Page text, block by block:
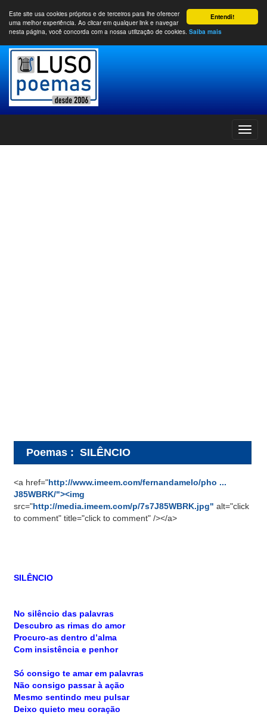
Entendi!
Este site usa cookies próprios e de terceiros para lhe oferecer
uma melhor experiência. Ao clicar em qualquer link e navegar
nesta página, você concorda com a nossa utilização de cookies. Saiba mais
Poemas : SILÊNCIO
<a href="http://www.imeem.com/fernandamelo/pho ...
J85WBRK/"><img
src="http://media.imeem.com/p/7s7J85WBRK.jpg" alt="click
to comment" title="click to comment" /></a>
SILÊNCIO
No silêncio das palavras
Descubro as rimas do amor
Procuro-as dentro d’alma
Com insistência e penhor
Só consigo te amar em palavras
Não consigo passar à ação
Mesmo sentindo meu pulsar
Deixo quieto meu coração